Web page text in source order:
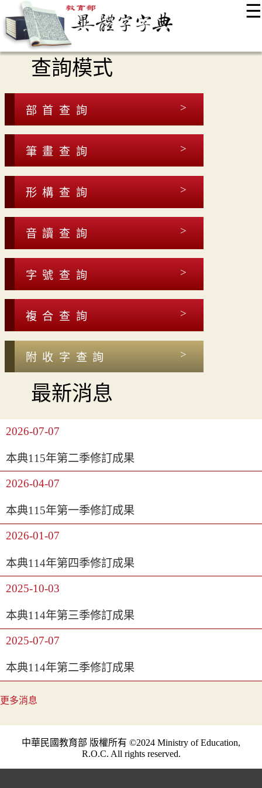
☰
最新消息
顯示模式
網站導覽
查詢模式
部首查詢
筆畫查詢
形構查詢
音讀查詢
字號查詢
複合查詢
附收字查詢
最新消息
2026-07-07
本典115年第二季修訂成果
2026-04-07
本典115年第一季修訂成果
2026-01-07
本典114年第四季修訂成果
2025-10-03
本典114年第三季修訂成果
2025-07-07
本典114年第二季修訂成果
更多消息
中華民國教育部 版權所有 ©2024 Ministry of Education,
R.O.C. All rights reserved.